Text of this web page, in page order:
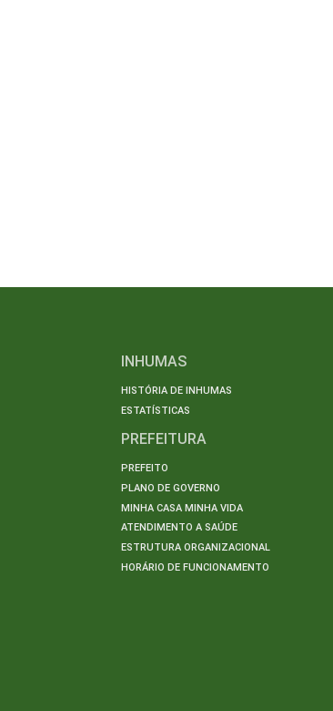
INHUMAS
HISTÓRIA DE INHUMAS
ESTATÍSTICAS
PREFEITURA
PREFEITO
PLANO DE GOVERNO
MINHA CASA MINHA VIDA
ATENDIMENTO A SAÚDE
ESTRUTURA ORGANIZACIONAL
HORÁRIO DE FUNCIONAMENTO